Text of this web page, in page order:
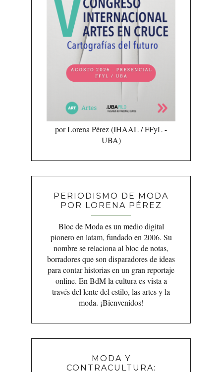
por Lorena Pérez (IHAAL / FFyL -
UBA)
PERIODISMO DE MODA
POR LORENA PÉREZ
Bloc de Moda es un medio digital
pionero en latam, fundado en 2006. Su
nombre se relaciona al bloc de notas,
borradores que son disparadores de ideas
para contar historias en un gran reportaje
online. En BdM la cultura es vista a
través del lente del estilo, las artes y la
moda. ¡Bienvenidos!
MODA Y
CONTRACULTURA: